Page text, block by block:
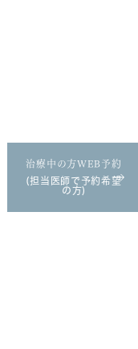
治療中の方WEB予約
(担当医師で予約希望
の方)